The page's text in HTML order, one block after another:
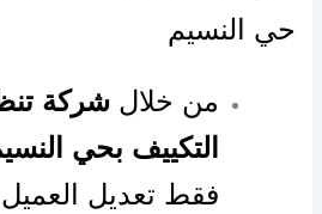
حي النسيم
من خلالشركة
التكييف بحي
فقط تعديل